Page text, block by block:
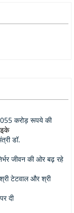
करोड़ रूपये की
डॉ.
जीवन की ओर बढ़ रहे
टेटवाल और श्री
दी